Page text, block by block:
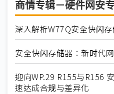
商情专辑－硬件网安
深入解析W77Q安全快闪
安全快闪存储器：新时代
迎向WP.29 R155与R156
速达成合规与差异化